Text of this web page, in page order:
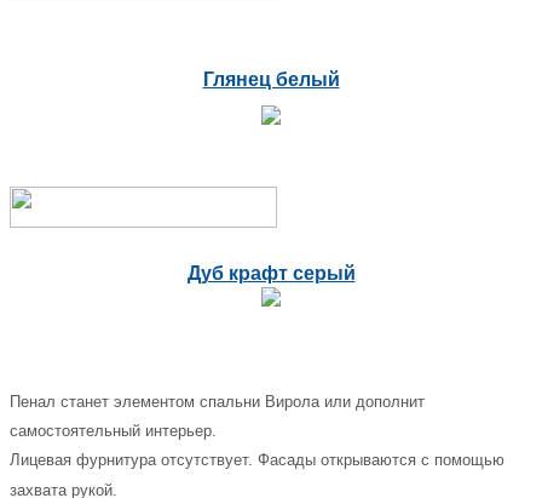
Глянец белый
Дуб крафт серый
Пенал станет элементом спальни Вирола или дополнит
самостоятельный интерьер.
Лицевая фурнитура отсутствует. Фасады открываются с помощью
захвата рукой.